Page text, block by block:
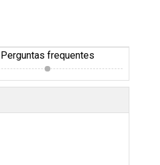
Perguntas frequentes